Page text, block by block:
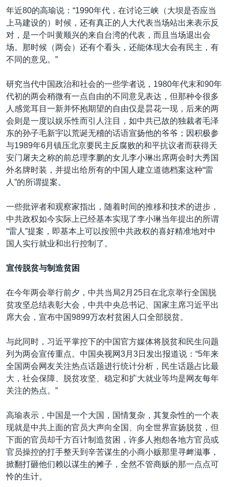
年近80的高瑜说：“1990年代，在讨论三峡（大坝是否应当
上马建设的）时候，还有真正的人大代表当场站出来表示反
对，是一个叫黄顺兴的来自台湾的代表，而且当场退出会
场。那时候（两会）还有个看头，还能体现大会有民主，有
不同的意见。”
研究当代中国政治和社会的一些学者说，1980年代末和90年
代初的两会稍微有一点自由的不同意见表达，但那种令很多
人感觉耳目一新并怀抱期望的自由仅是昙花一现，后来的两
会则是一度以娱乐性而引人注目，如中共已故的独裁者毛泽
东的孙子毛新宇以荒诞无稽的话语宣扬他的爷爷；因积极参
与1989年6月镇压北京要民主反腐败的和平抗议者而获得天
安门屠夫之称的前总理李鹏的女儿李小琳出席两会时大秀国
外名牌时装，并提出给所有的中国人建立道德档案这种“雷
人”的所谓提案。
一些批评者和观察家指出，随着时间的推移和技术的进步，
中共政权如今实际上已经基本实现了李小琳当年提出的所谓
“雷人”提案，即基本上可以按照中共政权的喜好精准地对中
国人实行就业和出行控制了。
宣传脱贫与制造贫困
在今年两会举行前夕，中共当局2月25日在北京举行全国脱
贫攻坚总结表彰大会，中共中央总书记、国家主席习近平出
席大会，宣布中国9899万农村贫困人口全部脱贫。
与此同时，习近平掌控下的中国官方媒体将脱贫和民生问题
列为两会宣传重点。中国央视网3月3日发出报道说：“5年来
全国两会网友关注热点话题进行统计分析，民生话题占比最
大，社会保障、脱贫攻坚、稳定和扩大就业等均是网友每年
关注的热点。”
高瑜表示，中国是一个大国，国情复杂，其复杂性的一个表
现就是中共上面的官员大声向全国、向全世界宣扬脱贫，但
下面的官员却千方百计制造贫困，许多人抱怨各地方官员或
官员操控的打手整天到辛苦谋生的小商小贩那里寻衅滋事，
掀翻打砸他们赖以谋生的摊子，全然不管商贩的那一点点可
怜的生计。